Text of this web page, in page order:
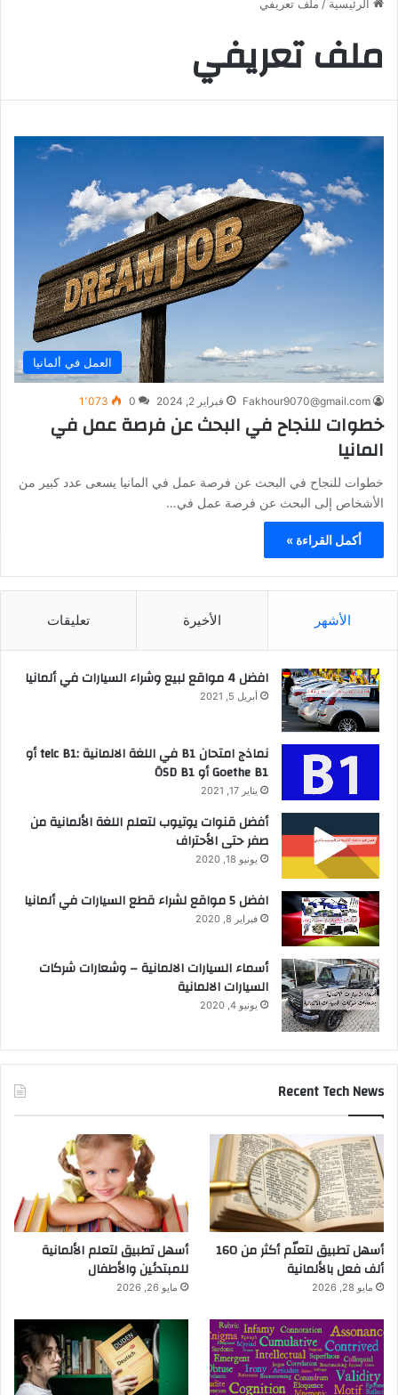
الرئيسية / ملف تعريفي
ملف تعريفي
العمل في ألمانيا
Fakhour9070@gmail.com فبراير 2, 2024 0 1٬073
خطوات للنجاح في البحث عن فرصة عمل في
المانيا
خطوات للنجاح في البحث عن فرصة عمل في المانيا يسعى عدد كبير من
الأشخاص إلى البحث عن فرصة عمل في…
أكمل القراءة »
الأشهر الأخيرة تعليقات
افضل 4 مواقع لبيع وشراء السيارات في ألمانيا
أبريل 5, 2021
نماذج امتحان B1 في اللغة الالمانية :telc B1 أو
Goethe B1 أو ÖSD B1
يناير 17, 2021
أفضل قنوات يوتيوب لتعلم اللغة الألمانية من
صفر حتى الأحتراف
يونيو 18, 2020
افضل 5 مواقع لشراء قطع السيارات في ألمانيا
فبراير 8, 2020
أسماء السيارات الالمانية – وشعارات شركات
السيارات الالمانية
يونيو 4, 2020
Recent Tech News
أسهل تطبيق لتعلّم أكثر من 160
ألف فعل بالألمانية
مايو 28, 2026
أسهل تطبيق لتعلم الألمانية
للمبتدئين والأطفال
مايو 26, 2026